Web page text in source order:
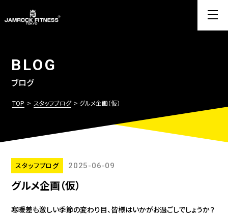
BLOG
ブログ
TOP > スタッフブログ > グルメ企画（仮）
スタッフブログ 2025-06-09
グルメ企画（仮）
寒暖差も激しい季節の変わり目、皆様はいかがお過ごしでしょうか？